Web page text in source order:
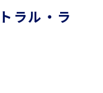
ラル・ラ